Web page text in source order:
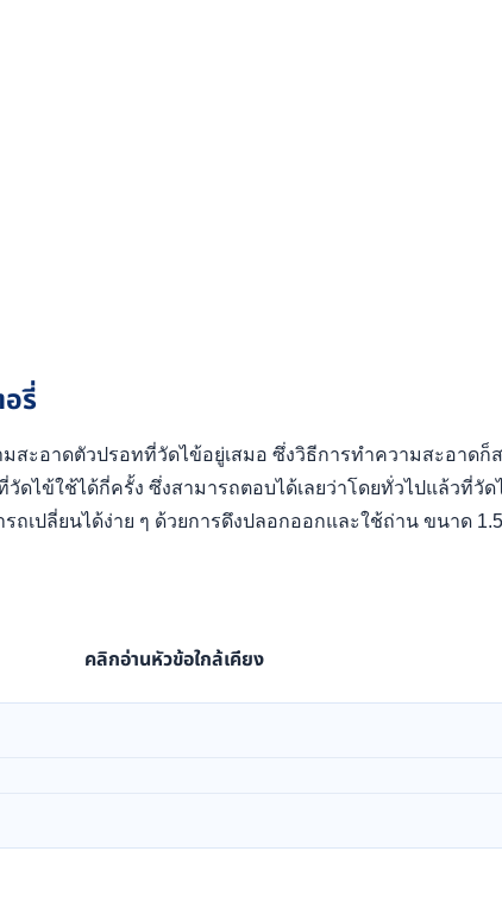
รี่
ะอาดตัวปรอทที่วัดไข้อยู่เสมอ ซึ่งวิธีการทำความสะอาดก็
ไข้ใช้ได้กี่ครั้ง ซึ่งสามารถตอบได้เลยว่าโดยทั่วไปแล้วที่วั
ปลี่ยนได้ง่าย ๆ ด้วยการดึงปลอกออกและใช้ถ่าน ขนาด
คลิกอ่านหัวข้อใกล้เคียง